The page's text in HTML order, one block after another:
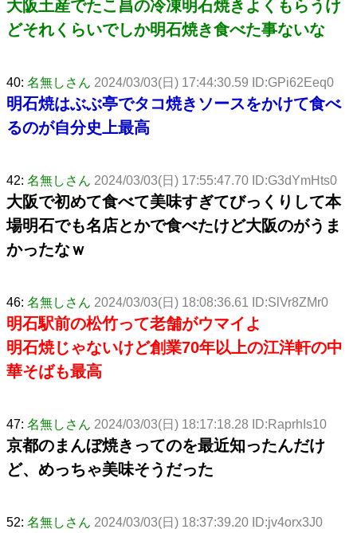
大阪土産でたこ昌の冷凍明石焼きよくもらうけ
どそれくらいでしか明石焼き食べた事ないな
40: 名無しさん 2024/03/03(日) 17:44:30.59 ID:GPi62Eeq0
明石焼はぶぶ亭でタコ焼きソースをかけて食べ
るのが自分史上最高
42: 名無しさん 2024/03/03(日) 17:55:47.70 ID:G3dYmHts0
大阪で初めて食べて美味すぎてびっくりして本
場明石でも名店とかで食べたけど大阪のがうま
かったなｗ
46: 名無しさん 2024/03/03(日) 18:08:36.61 ID:SlVr8ZMr0
明石駅前の松竹って老舗がウマイよ
明石焼じゃないけど創業70年以上の江洋軒の中
華そばも最高
47: 名無しさん 2024/03/03(日) 18:17:18.28 ID:RaprhIs10
京都のまんぼ焼きってのを最近知ったんだけ
ど、めっちゃ美味そうだった
52: 名無しさん 2024/03/03(日) 18:37:39.20 ID:jv4orx3J0